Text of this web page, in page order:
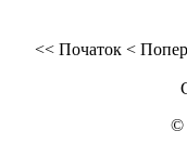
<< Початок <
©